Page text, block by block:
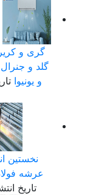
گری و
گلد و
و یونیوا
نخستین
عرشه
تاریخ انتشار: 26